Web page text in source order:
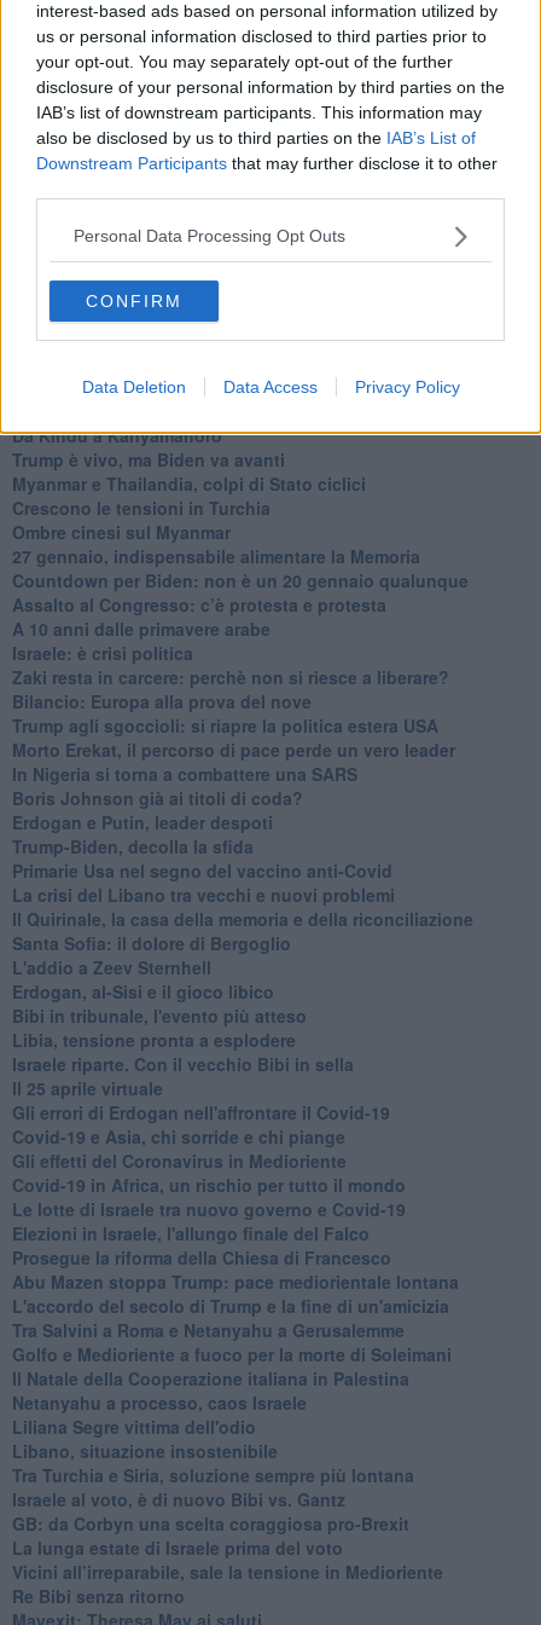
interest-based ads based on personal information utilized by
us or personal information disclosed to third parties prior to
your opt-out. You may separately opt-out of the further
disclosure of your personal information by third parties on the
IAB’s list of downstream participants. This information may
also be disclosed by us to third parties on the IAB’s List of
Downstream Participants that may further disclose it to other
Personal Data Processing Opt Outs
CONFIRM
Data Deletion Data Access Privacy Policy
Bennet, un giorno in attesa di Biden
Il ritorno dei talebani
​La lenta agonia del Libano
Sudafrica, è allarme alimentare
Usa di nuovo al centro della geopolitica internazionale
L’appuntamento di Israele con il cambiamento
La farsa delle elezioni in Siria
In Medioriente non ci sono favole, solo realtà
Niente di nuovo in Medioriente
La forza di Boris Johnson
Biden nuovo alleato armeno contro la Turchia
Mar Mediterraneo cimitero silente
Richiami neo ottomani, la Francia guarda sospetta
Israele al voto: il Re sarà morto o vivo?
Da Kindu a Kanyamahoro
Trump è vivo, ma Biden va avanti
Myanmar e Thailandia, colpi di Stato ciclici
Crescono le tensioni in Turchia
Ombre cinesi sul Myanmar
27 gennaio, indispensabile alimentare la Memoria
Countdown per Biden: non è un 20 gennaio qualunque
Assalto al Congresso: c’è protesta e protesta
A 10 anni dalle primavere arabe
Israele: è crisi politica
Zaki resta in carcere: perchè non si riesce a liberare?
Bilancio: Europa alla prova del nove
Trump agli sgoccioli: si riapre la politica estera USA
Morto Erekat, il percorso di pace perde un vero leader
In Nigeria si torna a combattere una SARS
Boris Johnson già ai titoli di coda?
Erdogan e Putin, leader despoti
Trump-Biden, decolla la sfida
Primarie Usa nel segno del vaccino anti-Covid
La crisi del Libano tra vecchi e nuovi problemi
Il Quirinale, la casa della memoria e della riconciliazione
Santa Sofia: il dolore di Bergoglio
L'addio a ​Zeev Sternhell
Erdogan, al-Sisi e il gioco libico
Bibi in tribunale, l'evento più atteso
Libia, tensione pronta a esplodere
Israele riparte. Con il vecchio Bibi in sella
Il 25 aprile virtuale
Gli errori di Erdogan nell'affrontare il Covid-19
Covid-19 e Asia, chi sorride e chi piange
Gli effetti del Coronavirus in Medioriente
Covid-19 in Africa, un rischio per tutto il mondo
Le lotte di Israele tra nuovo governo e Covid-19
Elezioni in Israele, l'allungo finale del Falco
Prosegue la riforma della Chiesa di Francesco
Abu Mazen stoppa Trump: pace mediorientale lontana
L'accordo del secolo di Trump e la fine di un'amicizia
Tra Salvini a Roma e Netanyahu a Gerusalemme
Golfo e Medioriente a fuoco per la morte di Soleimani
Il Natale della Cooperazione italiana in Palestina
Netanyahu a processo, caos Israele
Liliana Segre vittima dell'odio
Libano, situazione insostenibile
Tra Turchia e Siria, soluzione sempre più lontana
Israele al voto, è di nuovo Bibi vs. Gantz
GB: da Corbyn una scelta coraggiosa pro-Brexit
La lunga estate di Israele prima del voto
Vicini all’irreparabile, sale la tensione in Medioriente
Re Bibi senza ritorno
Mayexit: Theresa May ai saluti